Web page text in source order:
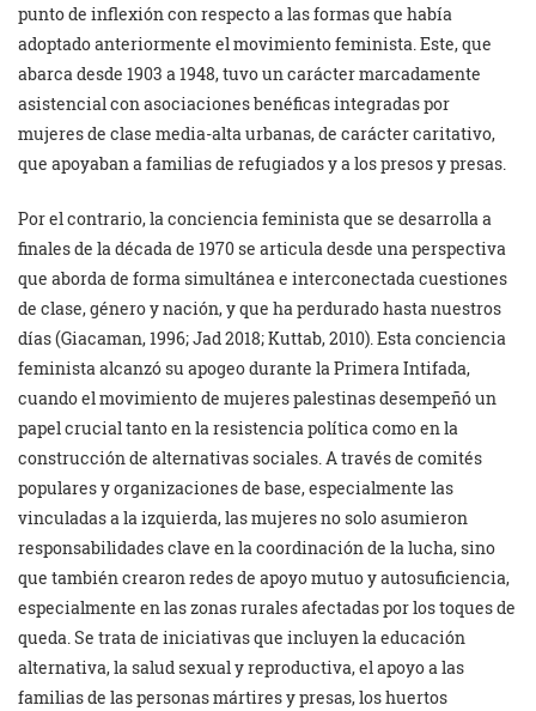
punto de inflexión con respecto a las formas que había
adoptado anteriormente el movimiento feminista. Este, que
abarca desde 1903 a 1948, tuvo un carácter marcadamente
asistencial con asociaciones benéficas integradas por
mujeres de clase media-alta urbanas, de carácter caritativo,
que apoyaban a familias de refugiados y a los presos y presas.
Por el contrario, la conciencia feminista que se desarrolla a
finales de la década de 1970 se articula desde una perspectiva
que aborda de forma simultánea e interconectada cuestiones
de clase, género y nación, y que ha perdurado hasta nuestros
días (Giacaman, 1996; Jad 2018; Kuttab, 2010). Esta conciencia
feminista alcanzó su apogeo durante la Primera Intifada,
cuando el movimiento de mujeres palestinas desempeñó un
papel crucial tanto en la resistencia política como en la
construcción de alternativas sociales. A través de comités
populares y organizaciones de base, especialmente las
vinculadas a la izquierda, las mujeres no solo asumieron
responsabilidades clave en la coordinación de la lucha, sino
que también crearon redes de apoyo mutuo y autosuficiencia,
especialmente en las zonas rurales afectadas por los toques de
queda. Se trata de iniciativas que incluyen la educación
alternativa, la salud sexual y reproductiva, el apoyo a las
familias de las personas mártires y presas, los huertos